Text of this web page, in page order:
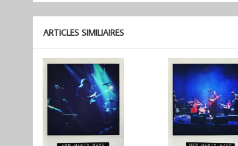
ARTICLES SIMILIAIRES